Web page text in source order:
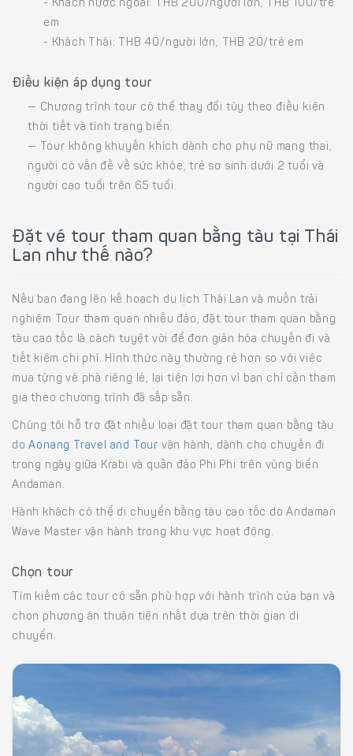
- Khách nước ngoài: THB 200/người lớn, THB 100/trẻ
em
- Khách Thái: THB 40/người lớn, THB 20/trẻ em
Điều kiện áp dụng tour
— Chương trình tour có thể thay đổi tùy theo điều kiện
thời tiết và tình trạng biển.
— Tour không khuyến khích dành cho phụ nữ mang thai,
người có vấn đề về sức khỏe, trẻ sơ sinh dưới 2 tuổi và
người cao tuổi trên 65 tuổi.
Đặt vé tour tham quan bằng tàu tại Thái
Lan như thế nào?
Nếu bạn đang lên kế hoạch du lịch Thái Lan và muốn trải
nghiệm Tour tham quan nhiều đảo, đặt tour tham quan bằng
tàu cao tốc là cách tuyệt vời để đơn giản hóa chuyến đi và
tiết kiệm chi phí. Hình thức này thường rẻ hơn so với việc
mua từng vé phà riêng lẻ, lại tiện lợi hơn vì bạn chỉ cần tham
gia theo chương trình đã sắp sẵn.
Chúng tôi hỗ trợ đặt nhiều loại đặt tour tham quan bằng tàu
doAonang Travel and Tour vận hành, dành cho chuyến đi
trong ngày giữa Krabi và quần đảo Phi Phi trên vùng biển
Andaman.
Hành khách có thể di chuyển bằng tàu cao tốc do Andaman
Wave Master vận hành trong khu vực hoạt động.
Chọn tour
Tìm kiếm các tour có sẵn phù hợp với hành trình của bạn và
chọn phương án thuận tiện nhất dựa trên thời gian di
chuyển.